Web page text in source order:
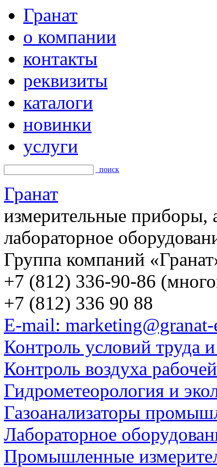
Гранат
о компании
контакты
реквизиты
каталоги
новинки
услуги
поиск
Гранат
измерительные приборы,
лабораторное
Группа компаний
+7 (812) 336-90-86
+7 (812) 336 90 88
E-mail:
Контроль условий труда
Контроль воздуха
Гидрометеорология и
Газоанализаторы
Лабораторное
Промышленные